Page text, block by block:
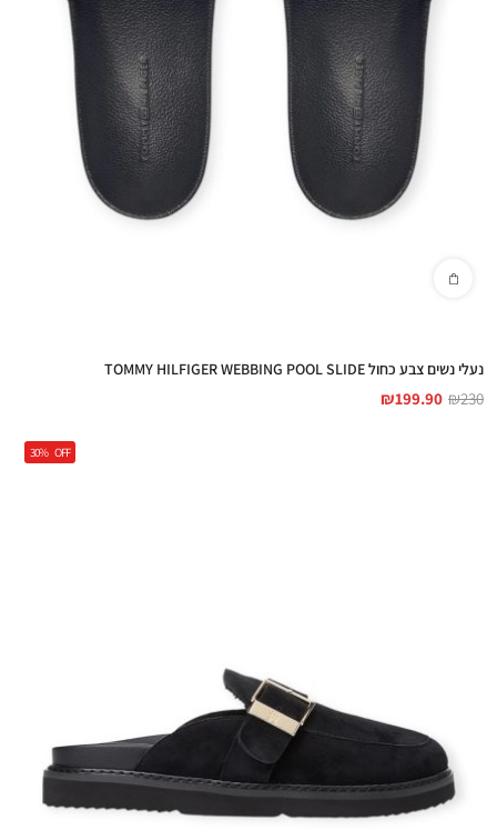
נעלי נשים צבע כחול TOMMY HILFIGER WEBBING POOL SLIDE
₪230
₪199.90
30% OFF